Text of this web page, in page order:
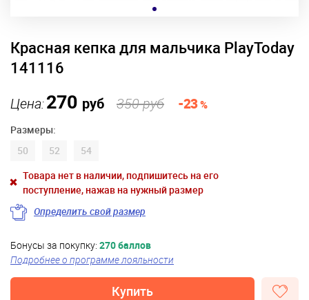
Красная кепка для мальчика PlayToday
141116
Цена:270 руб 350 руб -23%
Размеры:
50
52
54
Товара нет в наличии, подпишитесь на его
поступление, нажав на нужный размер
Определить свой размер
Бонусы за покупку: 270 баллов
Подробнее о программе лояльности
Купить